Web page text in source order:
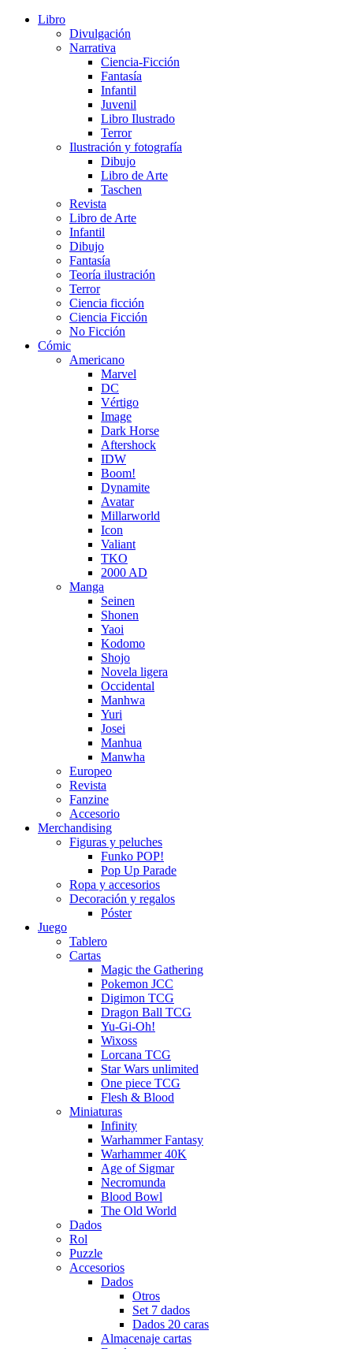
Libro
Divulgación
Narrativa
Ciencia-Ficción
Fantasía
Infantil
Juvenil
Libro Ilustrado
Terror
Ilustración y fotografía
Dibujo
Libro de Arte
Taschen
Revista
Libro de Arte
Infantil
Dibujo
Fantasía
Teoría ilustración
Terror
Ciencia ficción
Ciencia Ficción
No Ficción
Cómic
Americano
Marvel
DC
Vértigo
Image
Dark Horse
Aftershock
IDW
Boom!
Dynamite
Avatar
Millarworld
Icon
Valiant
TKO
2000 AD
Manga
Seinen
Shonen
Yaoi
Kodomo
Shojo
Novela ligera
Occidental
Manhwa
Yuri
Josei
Manhua
Manwha
Europeo
Revista
Fanzine
Accesorio
Merchandising
Figuras y peluches
Funko POP!
Pop Up Parade
Ropa y accesorios
Decoración y regalos
Póster
Juego
Tablero
Cartas
Magic the Gathering
Pokemon JCC
Digimon TCG
Dragon Ball TCG
Yu-Gi-Oh!
Wixoss
Lorcana TCG
Star Wars unlimited
One piece TCG
Flesh & Blood
Miniaturas
Infinity
Warhammer Fantasy
Warhammer 40K
Age of Sigmar
Necromunda
Blood Bowl
The Old World
Dados
Rol
Puzzle
Accesorios
Dados
Otros
Set 7 dados
Dados 20 caras
Almacenaje cartas